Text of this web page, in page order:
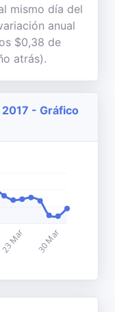
mismo día del
anual
$0,38 de
atrás).
- Gráfico